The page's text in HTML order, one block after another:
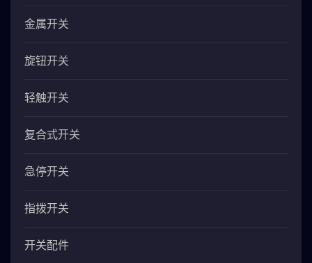
金属开关
旋钮开关
轻触开关
复合式开关
急停开关
指拨开关
开关配件